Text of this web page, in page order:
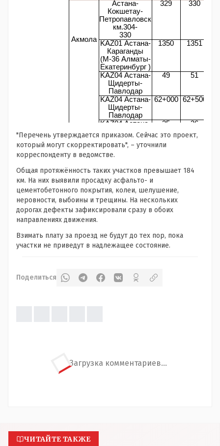
"Перечень утверждается приказом. Сейчас это проект,
который могут скорректировать", – уточнили
корреспонденту в ведомстве.
Общая протяжённость таких участков превышает 184
км. На них выявили просадку асфальто- и
цементобетонного покрытия, колеи, шелушение,
неровности, выбоины и трещины. На нескольких
дорогах дефекты зафиксировали сразу в обоих
направлениях движения.
Взимать плату за проезд не будут до тех пор, пока
участки не приведут в надлежащее состояние.
Поделиться
Загрузка комментариев...
ЧИТАЙТЕ ТАКЖЕ